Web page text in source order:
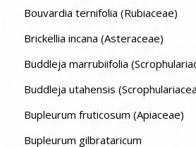
Bouvardia ternifolia (Rubiaceae)
Brickellia incana (Asteraceae)
Buddleja marrubiifolia
Buddleja utahensis
Bupleurum fruticosum (Apiaceae)
Bupleurum gilbrataricum